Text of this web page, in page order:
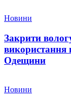
Новини
Закрити
використання
Одещини
Новини